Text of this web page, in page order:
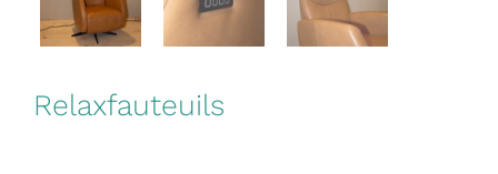
Relaxfauteuils